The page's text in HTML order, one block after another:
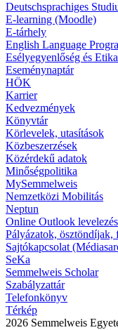
Deutschsprachiges
E-learning (Moodle)
E-tárhely
English Language
Esélyegyenlőség és
Eseménynaptár
HÖK
Karrier
Kedvezmények
Könyvtár
Körlevelek, utasítások
Közbeszerzések
Közérdekű adatok
Minőségpolitika
MySemmelweis
Nemzetközi Mobilitás
Neptun
Online Outlook levelezés
Pályázatok, ösztöndíjak,
Sajtókapcsolat
SeKa
Semmelweis Scholar
Szabályzattár
Telefonkönyv
Térkép
2026 Semmelweis